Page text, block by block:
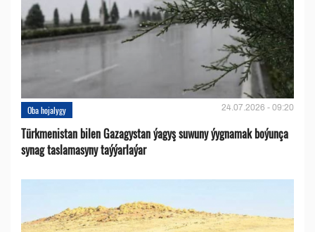
Oba hojalygy 24.07.2026 - 09:20
Türkmenistan bilen Gazagystan ýagyş suwuny ýygnamak boýunça
synag taslamasyny taýýarlaýar